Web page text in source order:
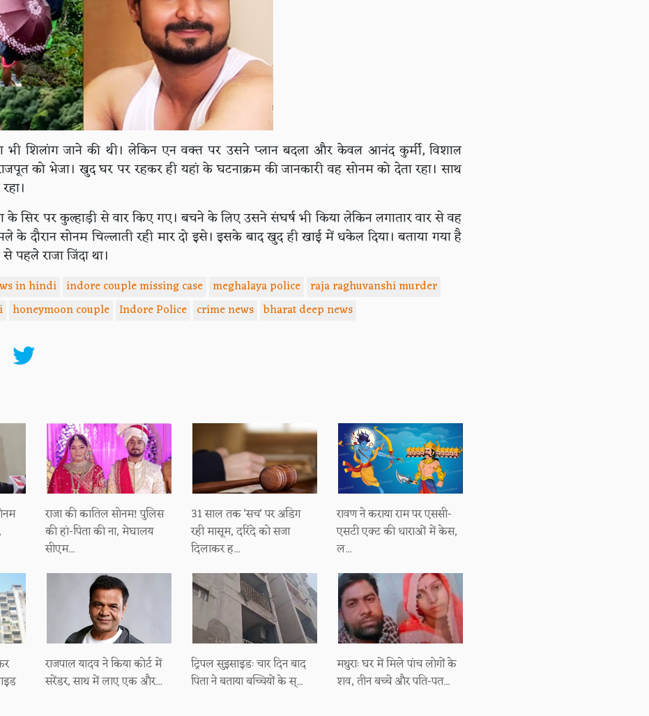
भी शिलांग जाने की थी। लेकिन एन वक्त पर उसने प्लान बदला और केवल आनंद कुर्मी, विशाल
को भेजा। खुद घर पर रहकर ही यहां के घटनाक्रम की जानकारी वह सोनम को देता रहा। साथ
के सिर पर कुल्हाड़ी से वार किए गए। बचने के लिए उसने संघर्ष भी किया लेकिन लगातार वार से वह
के दौरान सोनम चिल्लाती रही मार दो इसे। इसके बाद खुद ही खाई में धकेल दिया। बताया गया है
राजा जिंदा था।
in hindi indore couple missing case meghalaya police raja raghuvanshi murder
honeymoon couple Indore Police crime news bharat deep news
राजा की कातिल सोनम! पुलिस
की हां-पिता की ना, मेघालय
सीएम...
31 साल तक ‘सच‘ पर अडिग
रही मासूम, दरिंदे को सजा
दिलाकर ह...
रावण ने कराया राम पर एससी-
एसटी एक्ट की धाराओं में केस,
ल...
राजपाल यादव ने किया कोर्ट में
सरेंडर, साथ में लाए एक और...
ट्रिपल सुइसाइडः चार दिन बाद
पिता ने बताया बच्चियों के स्...
मथुराः घर में मिले पांच लोगों के
शव, तीन बच्चे और पति-पत...